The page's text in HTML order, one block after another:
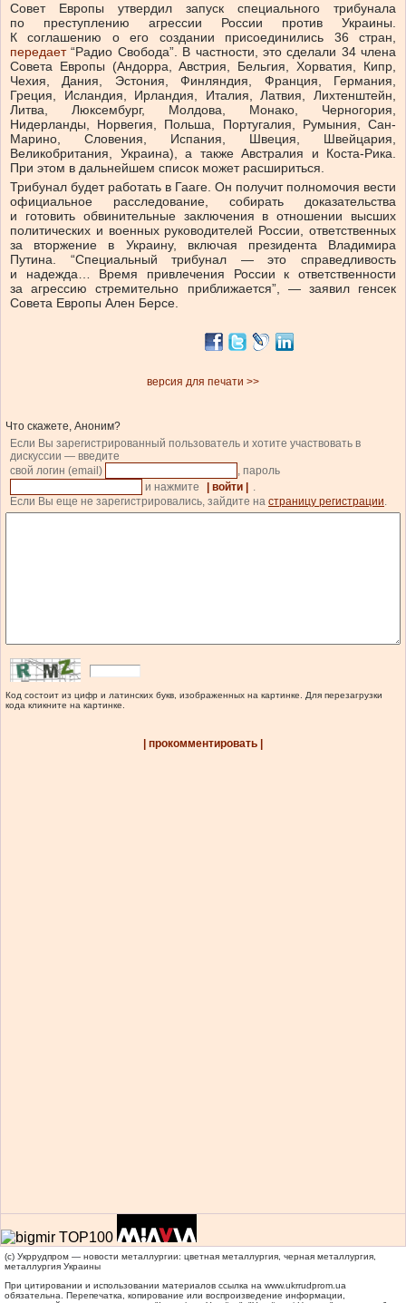
Совет Европы утвердил запуск специального трибунала
по преступлению агрессии России против Украины.
К соглашению о его создании присоединились 36 стран,
передает“Радио Свобода”. В частности, это сделали 34 члена
Совета Европы (Андорра, Австрия, Бельгия, Хорватия, Кипр,
Чехия, Дания, Эстония, Финляндия, Франция, Германия,
Греция, Исландия, Ирландия, Италия, Латвия, Лихтенштейн,
Литва, Люксембург, Молдова, Монако, Черногория,
Нидерланды, Норвегия, Польша, Португалия, Румыния, Сан-
Марино, Словения, Испания, Швеция, Швейцария,
Великобритания, Украина), а также Австралия и Коста-Рика.
При этом в дальнейшем список может расшириться.
Трибунал будет работать в Гааге. Он получит полномочия вести
официальное расследование, собирать доказательства
и готовить обвинительные заключения в отношении высших
политических и военных руководителей России, ответственных
за вторжение в Украину, включая президента Владимира
Путина. “Специальный трибунал — это справедливость
и надежда… Время привлечения России к ответственности
за агрессию стремительно приближается”, — заявил генсек
Совета Европы Ален Берсе.
версия для печати >>
Что скажете, Аноним?
Если Вы зарегистрированный пользователь и хотите участвовать в
дискуссии — введите
свой логин (email)
, пароль
и нажмите
| войти |
.
Если Вы еще не зарегистрировались, зайдите на страницу регистрации.
Код состоит из цифр и латинских букв, изображенных на картинке. Для перезагрузки
кода кликните на картинке.
| прокомментировать |
(c) Укррудпром — новости металлургии: цветная металлургия, черная металлургия,
металлургия Украины
При цитировании и использовании материалов ссылка на www.ukrrudprom.ua
обязательна. Перепечатка, копирование или воспроизведение информации,